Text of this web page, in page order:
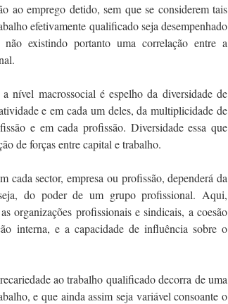
ao emprego detido, sem que se considerem tais
efetivamente qualificado seja desempenhado
existindo portanto uma correlação entre a
nível macrossocial é espelho da diversidade de
e em cada um deles, da multiplicidade de
e em cada profissão. Diversidade essa que
de forças entre capital e trabalho.
cada sector, empresa ou profissão, dependerá da
do poder de um grupo profissional. Aqui,
organizações profissionais e sindicais, a coesão
interna, e a capacidade de influência sobre o
ao trabalho qualificado decorra de uma
e que ainda assim seja variável consoante o